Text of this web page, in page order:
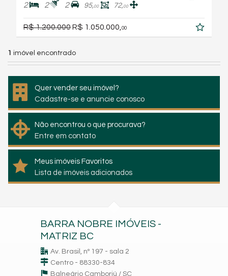
2 2 2 95,00 72,00
R$ 1.200.000R$ 1.050.000, 00
1 imóvel encontrado
Quer vender seu imóvel?
Cadastre-se e anuncie conosco
Não encontrou o que procurava?
Entre em contato
Meus imóveis Favoritos
Lista de imóveis adicionados
BARRA NOBRE IMÓVEIS -
MATRIZ BC
Av. Brasil, nº 197 - sala 2
Centro - 88330-834
Balneário Camboriú / SC